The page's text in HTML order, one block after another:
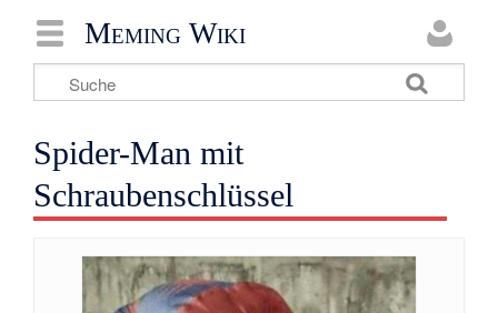
Meming Wiki
Spider-Man mit
Schraubenschlüssel